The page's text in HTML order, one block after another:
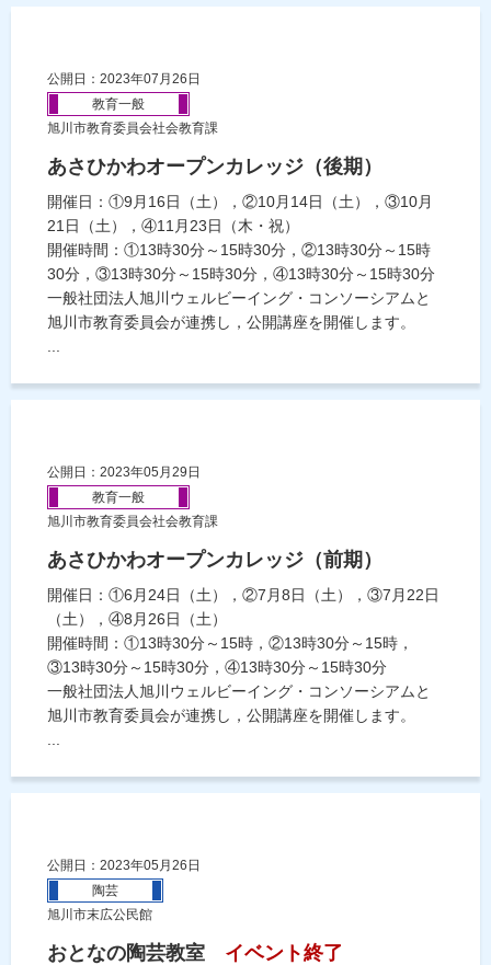
公開日：2023年07月26日
教育一般
旭川市教育委員会社会教育課
あさひかわオープンカレッジ（後期）
開催日：①9月16日（土），②10月14日（土），③10月
21日（土），④11月23日（木・祝）
開催時間：①13時30分～15時30分，②13時30分～15時
30分，③13時30分～15時30分，④13時30分～15時30分
一般社団法人旭川ウェルビーイング・コンソーシアムと
旭川市教育委員会が連携し，公開講座を開催します。
公開日：2023年05月29日
教育一般
旭川市教育委員会社会教育課
あさひかわオープンカレッジ（前期）
開催日：①6月24日（土），②7月8日（土），③7月22日
（土），④8月26日（土）
開催時間：①13時30分～15時，②13時30分～15時，
③13時30分～15時30分，④13時30分～15時30分
一般社団法人旭川ウェルビーイング・コンソーシアムと
旭川市教育委員会が連携し，公開講座を開催します。
公開日：2023年05月26日
陶芸
旭川市末広公民館
おとなの陶芸教室 イベント終了